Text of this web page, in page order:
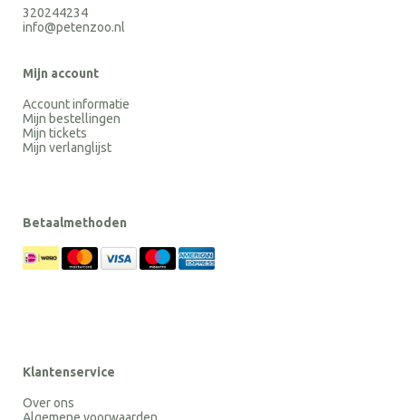
320244234
info@petenzoo.nl
Mijn account
Account informatie
Mijn bestellingen
Mijn tickets
Mijn verlanglijst
Betaalmethoden
Klantenservice
Over ons